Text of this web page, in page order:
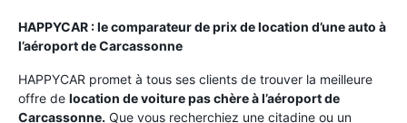
HAPPYCAR : le comparateur de prix de location d’une auto à
l’aéroport de Carcassonne
HAPPYCAR promet à tous ses clients de trouver la meilleure
offre de location de voiture pas chère à l’aéroport de
Carcassonne. Que vous recherchiez une citadine ou un